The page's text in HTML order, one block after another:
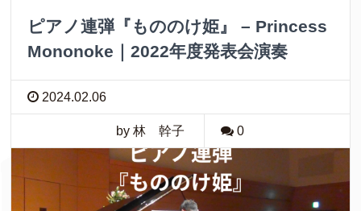
ピアノ連弾『もののけ姫』 – Princess
Mononoke｜2022年度発表会演奏
2024.02.06
by 林 幹子 0